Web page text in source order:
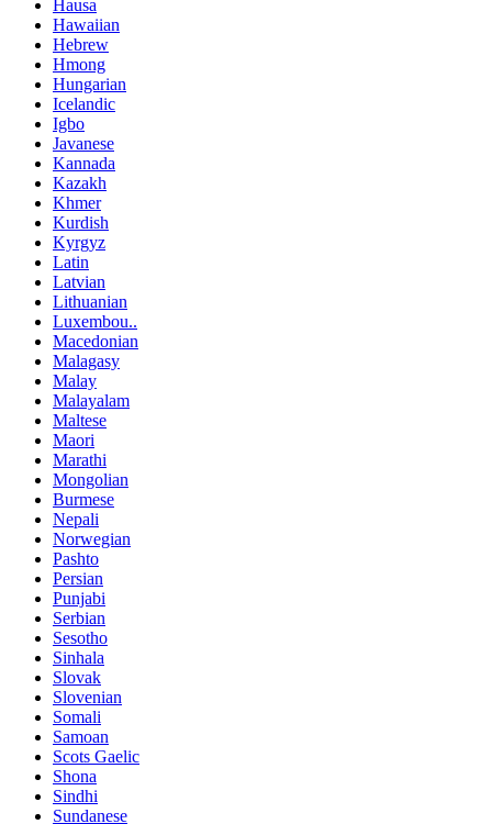
Hausa
Hawaiian
Hebrew
Hmong
Hungarian
Icelandic
Igbo
Javanese
Kannada
Kazakh
Khmer
Kurdish
Kyrgyz
Latin
Latvian
Lithuanian
Luxembou..
Macedonian
Malagasy
Malay
Malayalam
Maltese
Maori
Marathi
Mongolian
Burmese
Nepali
Norwegian
Pashto
Persian
Punjabi
Serbian
Sesotho
Sinhala
Slovak
Slovenian
Somali
Samoan
Scots Gaelic
Shona
Sindhi
Sundanese